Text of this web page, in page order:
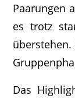
Paarungen
es trotz
Das